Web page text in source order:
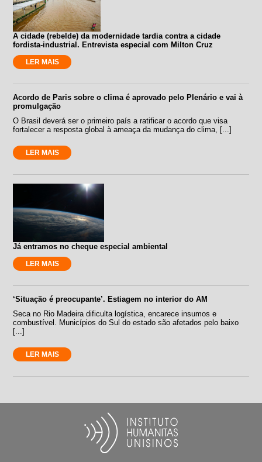
A cidade (rebelde) da modernidade tardia contra a cidade
fordista-industrial. Entrevista especial com Milton Cruz
LER MAIS
Acordo de Paris sobre o clima é aprovado pelo Plenário e vai à
promulgação
O Brasil deverá ser o primeiro país a ratificar o acordo que visa
fortalecer a resposta global à ameaça da mudança do clima, [...]
LER MAIS
Já entramos no cheque especial ambiental
LER MAIS
‘Situação é preocupante’. Estiagem no interior do AM
Seca no Rio Madeira dificulta logística, encarece insumos e
combustível. Municípios do Sul do estado são afetados pelo baixo
[...]
LER MAIS